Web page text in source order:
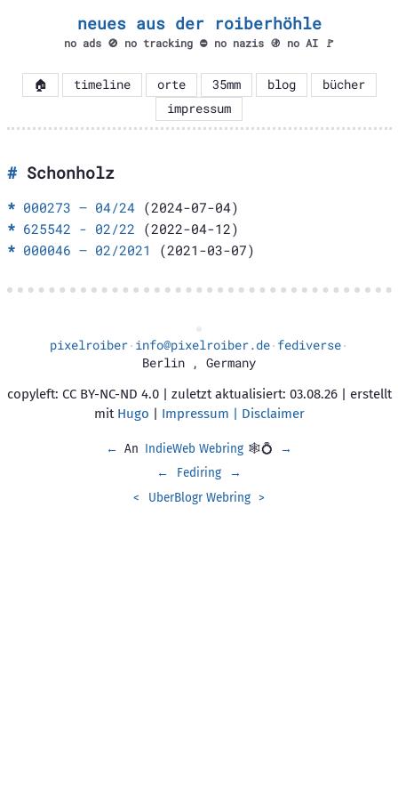
neues aus der roiberhöhle
no ads 🚫 no tracking ⛔ no nazis 🚯 no AI 🚩
🏠 timeline orte 35mm blog
bücher
impressum
Schonholz
000273 – 04/24(2024-07-04)
625542 - 02/22 (2022-04-12)
000046 – 02/2021
(2021-03-07)
pixelroiber· info@pixelroiber.de· fediverse·
Berlin , Germany
copyleft: CC BY-NC-ND 4.0 | zuletzt aktualisiert: 03.08.26 | erstellt
mit Hugo | Impressum | Disclaimer
← An IndieWeb Webring 🕸💍
→
←
Fediring
→
<
UberBlogr Webring >